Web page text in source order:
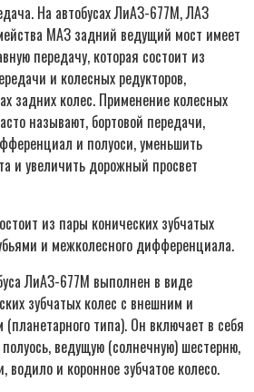
На автобусах ЛиАЗ-677М, ЛАЗ
МАЗ задний ведущий мост имеет
передачу, которая состоит из
и колесных редукторов,
задних колес. Применение колесных
называют, бортовой передачи,
и полуоси, уменьшить
и увеличить дорожный просвет
из пары конических зубчатых
и межколесного дифференциала.
ЛиАЗ-677М выполнен в виде
зубчатых колес с внешним и
типа). Он включает в себя
ведущую (солнечную) шестерню,
водило и коронное зубчатое колесо.